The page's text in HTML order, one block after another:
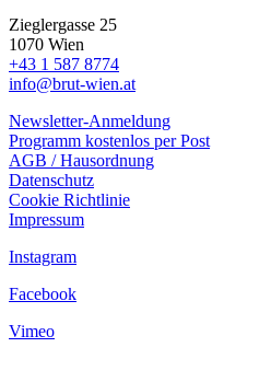
Zieglergasse 25
1070 Wien
+43 1 587 8774
info@brut-wien.at
Newsletter-Anmeldung
Programm kostenlos per Post
AGB / Hausordnung
Datenschutz
Cookie Richtlinie
Impressum
Instagram
Facebook
Vimeo